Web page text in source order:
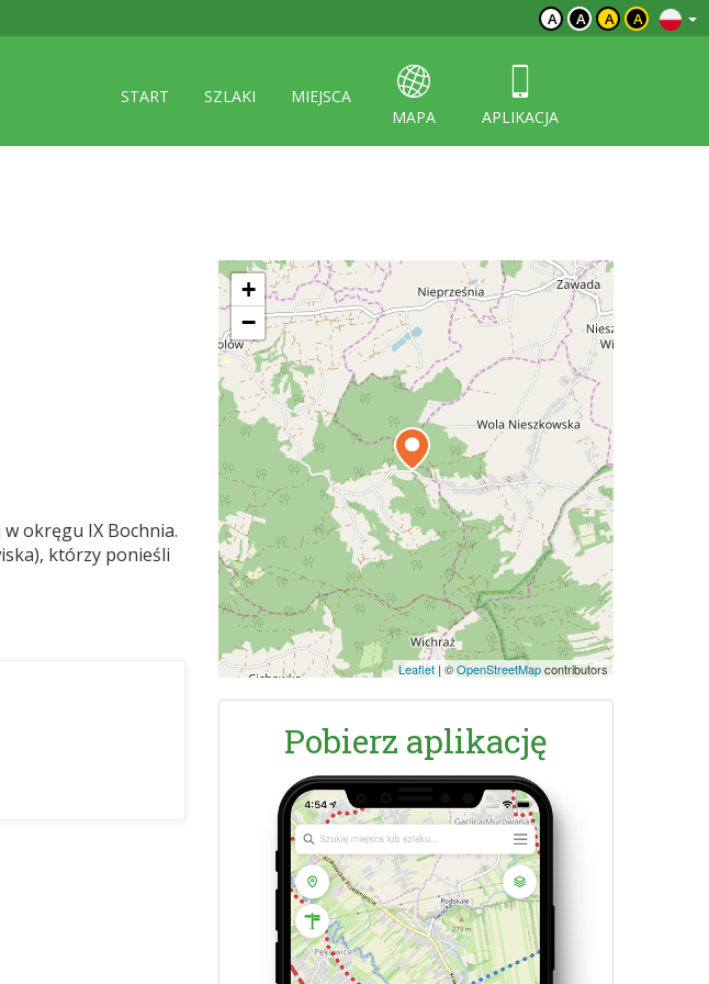
A A A A
START SZLAKI
MIEJSCA
MAPA
APLIKACJA
okręgu IX Bochnia.
którzy ponieśli
+
−
Leaflet | ©OpenStreetMapcontributors
Pobierz aplikację